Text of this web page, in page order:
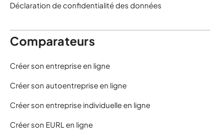
Déclaration de confidentialité des données
Comparateurs
Créer son entreprise en ligne
Créer son autoentreprise en ligne
Créer son entreprise individuelle en ligne
Créer son EURL en ligne